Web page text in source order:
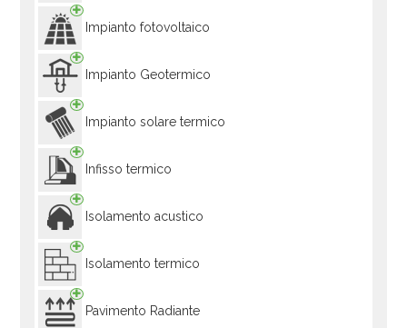
Impianto fotovoltaico
Impianto Geotermico
Impianto solare termico
Infisso termico
Isolamento acustico
Isolamento termico
Pavimento Radiante